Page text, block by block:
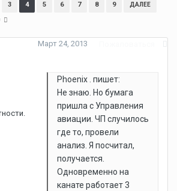
3 4 5 6 7 8 9 ДАЛЕЕ
Март 24, 2013
Phoenix . пишет:
Не знаю. Но бумага
пришла с Управления
авиации. ЧП случилось
где то, провели
анализ. Я посчитал,
получается.
Одновременно на
канате работает 3